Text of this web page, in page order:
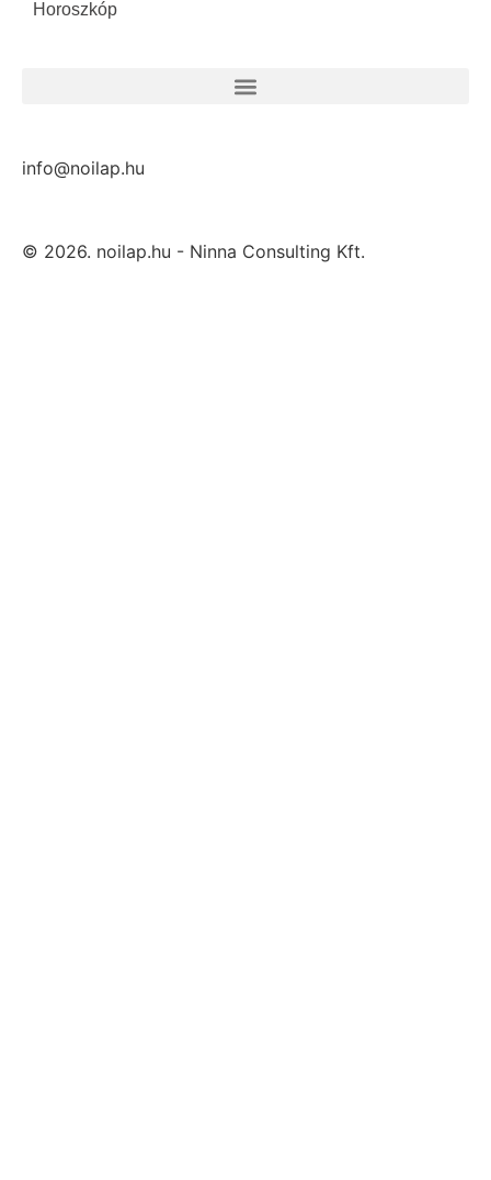
Horoszkóp
info@noilap.hu
© 2026. noilap.hu - Ninna Consulting Kft.